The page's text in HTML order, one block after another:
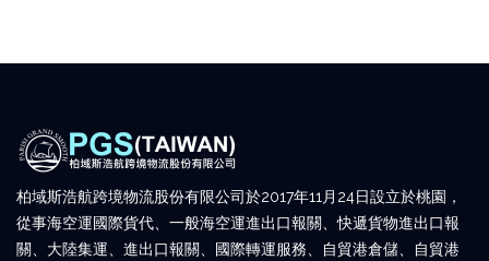
柏域斯浩航跨境物流股份有限公司於2017年11月24日設立於桃園，
從事海空運國際貨代、一般海空運進出口報關、快遞貨物進出口報
關、大陸集運、進出口報關、國際轉運服務、自貿港倉儲、自貿港